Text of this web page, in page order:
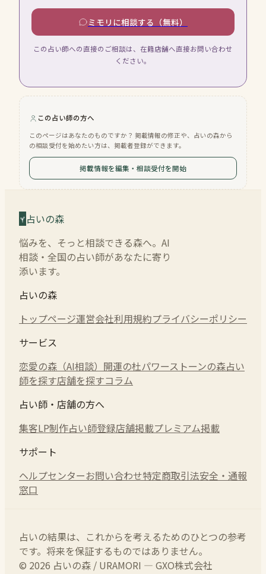
ミモリに相談する（無料）
この占い師への直接のご相談は、在籍店舗へ直接お問い合わせ
ください。
この占い師の方へ
このページはあなたのものですか？ 掲載情報の修正や、占いの森から
の相談受付を始めたい方は、掲載者登録ができます。
掲載情報を編集・相談受付を開始
占いの森
悩みを、そっと相談できる森へ。AI
相談・全国の占い師があなたに寄り
添います。
占いの森
トップページ運営会社利用規約プライバシーポリシー
サービス
恋愛の森（AI相談） 開運の杜パワーストーンの森占い
師を探す店舗を探すコラム
占い師・店舗の方へ
集客LP制作占い師登録店舗掲載プレミアム掲載
サポート
ヘルプセンターお問い合わせ特定商取引法安全・通報
窓口
占いの結果は、これからを考えるためのひとつの参考
です。将来を保証するものではありません。
© 2026 占いの森 / URAMORI — GXO株式会社